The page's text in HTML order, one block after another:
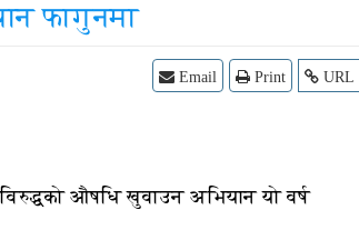
फागुनमा
URL
Print
Email
औषधि खुवाउन अभियान यो वर्ष